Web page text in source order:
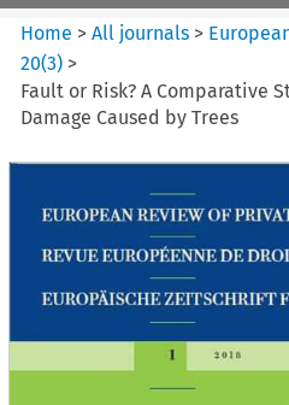
Home >All journals >
20(3) >
Fault or Risk? A Comparative
Damage Caused by Trees